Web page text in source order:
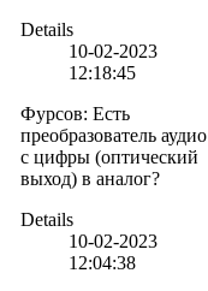
Details
10-02-2023
12:18:45
Фурсов: Есть
преобразователь аудио
с цифры (оптический
выход) в аналог?
Details
10-02-2023
12:04:38